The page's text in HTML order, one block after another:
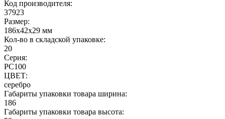
Код производителя:
37923
Размер:
186x42x29 мм
Кол-во в складской упаковке:
20
Серия:
РС100
ЦВЕТ:
серебро
Габариты упаковки товара ширина:
186
Габариты упаковки товара высота: